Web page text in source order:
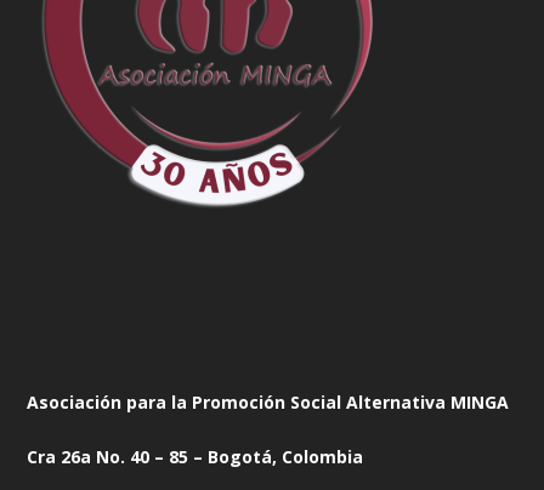
Asociación para la Promoción Social Alternativa MINGA
Cra 26a No. 40 – 85 – Bogotá, Colombia